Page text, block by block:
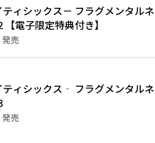
ティシックス－ フラグメンタルネ
【電子限定特典付き】
2022年06月22日
発売
ィシックス‐ フラグメンタルネ
2022年12月22日
発売